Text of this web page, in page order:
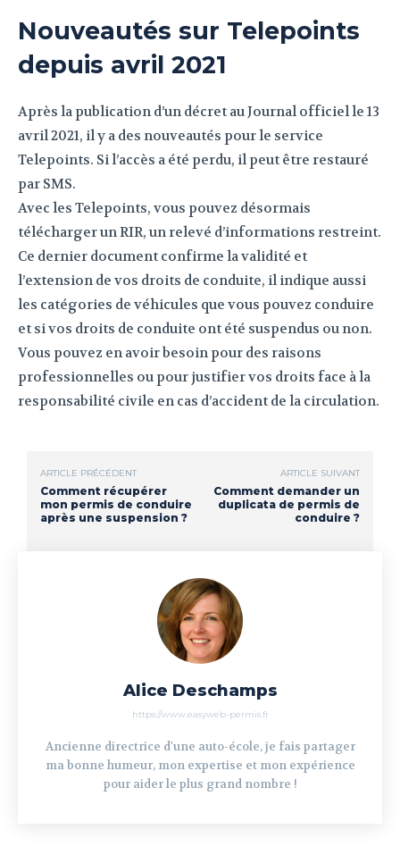
Nouveautés sur Telepoints
depuis avril 2021
Après la publication d’un décret au Journal officiel le 13
avril 2021, il y a des nouveautés pour le service
Telepoints. Si l’accès a été perdu, il peut être restauré
par SMS.
Avec les Telepoints, vous pouvez désormais
télécharger un RIR, un relevé d’informations restreint.
Ce dernier document confirme la validité et
l’extension de vos droits de conduite, il indique aussi
les catégories de véhicules que vous pouvez conduire
et si vos droits de conduite ont été suspendus ou non.
Vous pouvez en avoir besoin pour des raisons
professionnelles ou pour justifier vos droits face à la
responsabilité civile en cas d’accident de la circulation.
ARTICLE PRÉCÉDENT
Comment récupérer
mon permis de conduire
après une suspension ?
ARTICLE SUIVANT
Comment demander un
duplicata de permis de
conduire ?
Alice Deschamps
https://www.easyweb-permis.fr
Ancienne directrice d'une auto-école, je fais partager
ma bonne humeur, mon expertise et mon expérience
pour aider le plus grand nombre !